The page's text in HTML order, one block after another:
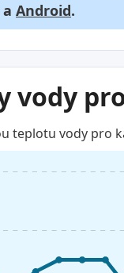
a Android.
vody
teplotu vody pro